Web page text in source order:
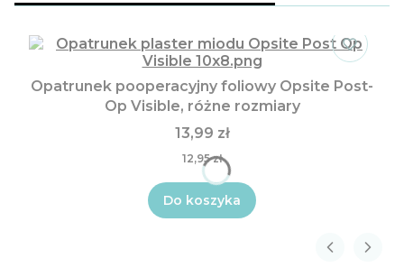
Opatrunek pooperacyjny foliowy Opsite Post-
Op Visible, różne rozmiary
13,99 zł
12,95 zł
Do koszyka